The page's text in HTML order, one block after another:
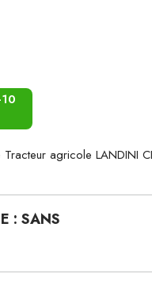
agricole LANDINI
: SANS